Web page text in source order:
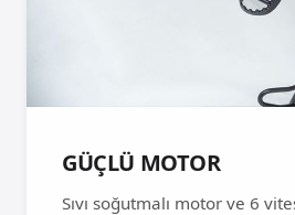
GÜÇLÜ MOTOR
Sıvı soğutmalı motor ve 6